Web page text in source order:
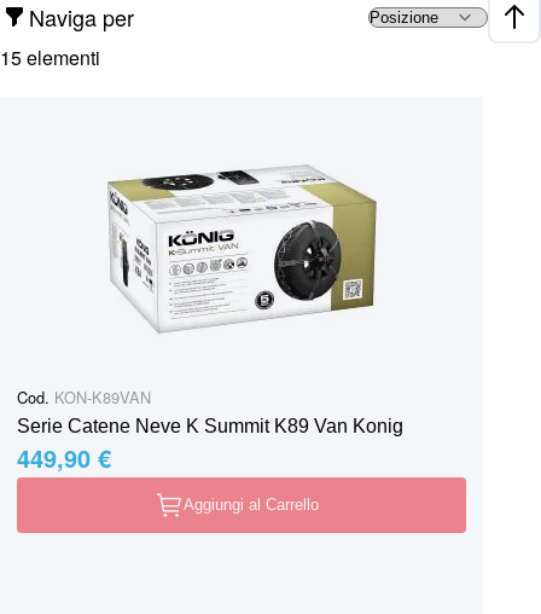
Naviga per
15elementi
Cod. KON-K89VAN
Serie Catene Neve K Summit K89 Van Konig
449,90 €
Aggiungi al Carrello